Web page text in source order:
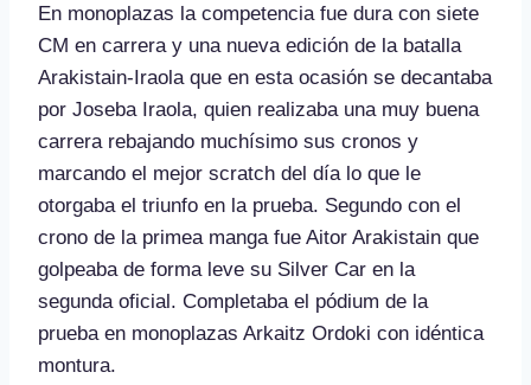
En monoplazas la competencia fue dura con siete
CM en carrera y una nueva edición de la batalla
Arakistain-Iraola que en esta ocasión se decantaba
por Joseba Iraola, quien realizaba una muy buena
carrera rebajando muchísimo sus cronos y
marcando el mejor scratch del día lo que le
otorgaba el triunfo en la prueba. Segundo con el
crono de la primea manga fue Aitor Arakistain que
golpeaba de forma leve su Silver Car en la
segunda oficial. Completaba el pódium de la
prueba en monoplazas Arkaitz Ordoki con idéntica
montura.